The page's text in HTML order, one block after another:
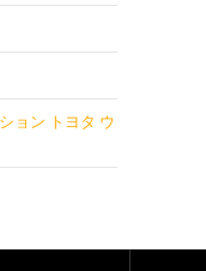
ョン トヨタ ウ